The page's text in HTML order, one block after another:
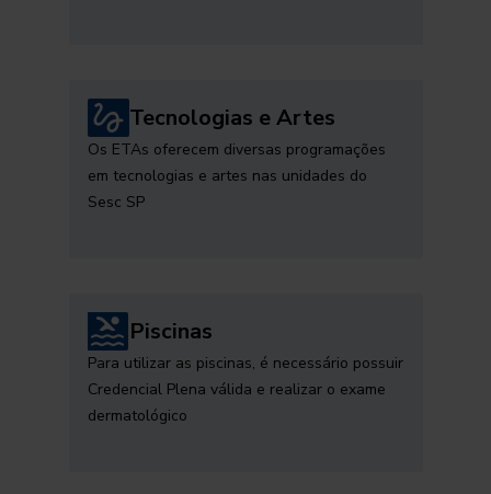
Tecnologias e Artes
Os ETAs oferecem diversas programações
em tecnologias e artes nas unidades do
Sesc SP
Piscinas
Para utilizar as piscinas, é necessário possuir
Credencial Plena válida e realizar o exame
dermatológico